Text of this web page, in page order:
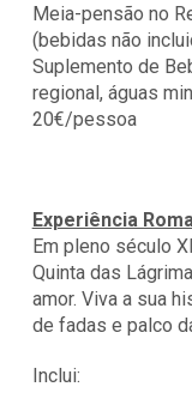
Meia-pensão no
(bebidas não
Suplemento de
regional, águas
20€/pessoa
Experiência
Em pleno século
Quinta das
amor. Viva a sua
de fadas e palco
Inclui: